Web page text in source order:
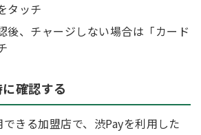
タッチ
後、チャージしない場合は「カード
確認する
きる加盟店で、渋Payを利用した